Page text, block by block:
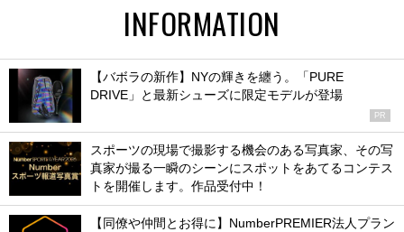
INFORMATION
【バボラの新作】NYの輝きを纏う。「PURE
DRIVE」と最新シューズに限定モデルが登場
PR
スポーツの現場で撮影する機会のある写真家、その写
真家が撮る一瞬のシーンにスポットをあてるコンテス
トを開催します。作品受付中！
【同僚や仲間とお得に】NumberPREMIER法人プラン